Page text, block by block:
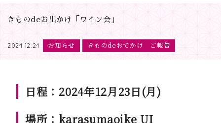
きものdeお出かけ「ワイン会」
2024.12.24 お知らせ きものdeおでかけ ご報告
日程：2024年12月23日(月)
場所：karasumaoike UI